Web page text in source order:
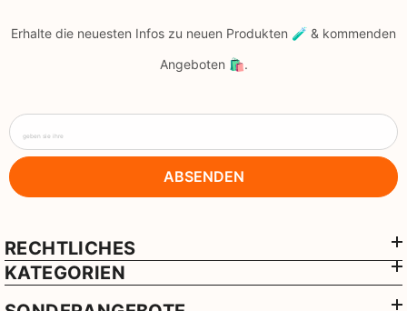
Erhalte die neuesten Infos zu neuen Produkten 🧪 & kommenden
Angeboten 🛍️.
geben sie ihre
ABSENDEN
RECHTLICHES
KATEGORIEN